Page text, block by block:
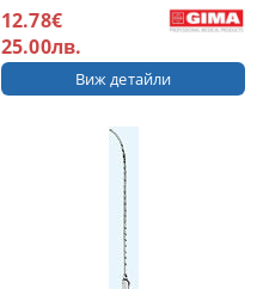
12.78€
25.00лв.
Виж детайли